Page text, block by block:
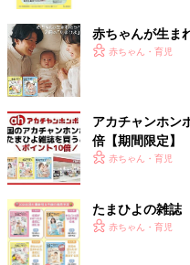
赤ちゃんが生ま
赤ちゃん・育児
アカチャンホン
倍【期間限定】
赤ちゃん・育児
たまひよの雑誌
赤ちゃん・育児